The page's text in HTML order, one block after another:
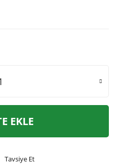
EKLE
Tavsiye Et